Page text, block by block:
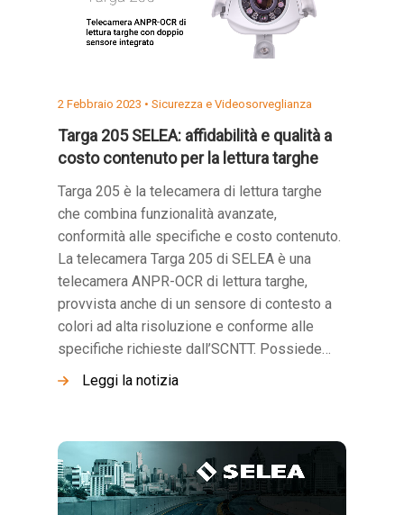
2 Febbraio 2023 • Sicurezza e Videosorveglianza
Targa 205 SELEA: affidabilità e qualità a
costo contenuto per la lettura targhe
Targa 205 è la telecamera di lettura targhe
che combina funzionalità avanzate,
conformità alle specifiche e costo contenuto.
La telecamera Targa 205 di SELEA è una
telecamera ANPR-OCR di lettura targhe,
provvista anche di un sensore di contesto a
colori ad alta risoluzione e conforme alle
specifiche richieste dall’SCNTT. Possiede…
Leggi la notizia